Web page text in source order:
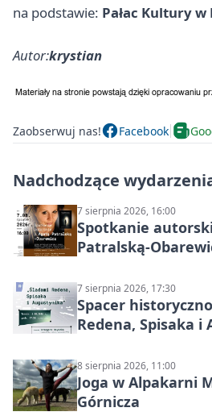
na podstawie: Pałac Kultury
Autor:krystian
Zaobserwuj nas! Facebook
Nadchodzące
7 sierpnia 2026, 16:00
Spotkanie
Patralską-
7 sierpnia 2026, 17:30
Spacer
Redena, Spisaka i
8 sierpnia 2026, 11:00
Joga w Alpakarni
Górnicza